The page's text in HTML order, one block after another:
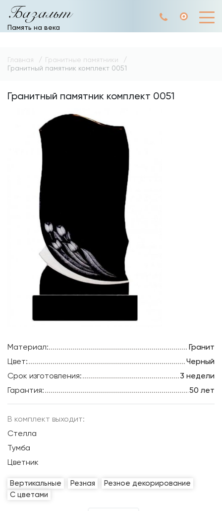
Базальт
Память на века
Главная
Гранитные памятники
Гранитный памятник комплект 0051
Гранитный памятник комплект 0051
Материал:
Гранит
Цвет:
Черный
Срок изготовления:
3 недели
Гарантия:
50 лет
В комплект выходит:
Стелла
Тумба
Цветник
Вертикальные Резная
Резное декорирование
С цветами